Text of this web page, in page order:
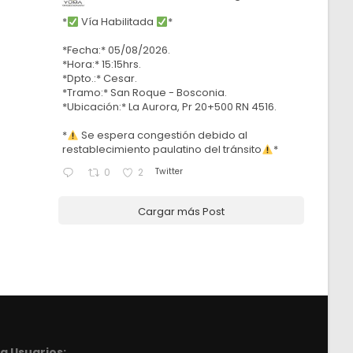
* Vía Habilitada
*
*Fecha:* 05/08/2026.
*Hora:* 15:15hrs.
*Dpto.:* Cesar.
*Tramo:* San Roque - Bosconia.
*Ubicación:* La Aurora, Pr 20+500 RN 4516.
*
Se espera congestión debido al
restablecimiento paulatino del tránsito
*
0 2 Twitter
Cargar más Post